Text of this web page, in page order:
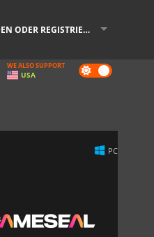
ANMELDEN ODER REGISTRIEREN
Dark
mode
WE ALSO SUPPORT
USA
PC